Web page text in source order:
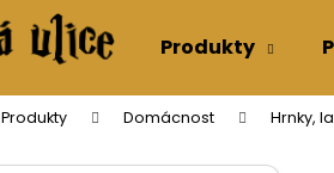
Produkty
Produkty Domácnost Hrnky,